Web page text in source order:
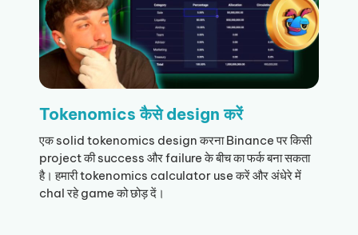
Tokenomics कैसे design करें
एक solid tokenomics design करना Binance पर किसी
project की success और failure के बीच का फर्क बना सकता
है। हमारी tokenomics calculator use करें और अंधेरे में
chal रहे game को छोड़ दें।